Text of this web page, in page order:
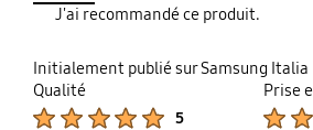
J'ai recommandé ce produit.
Initialement publié sur Samsung Italia
Qualité
5
Prise